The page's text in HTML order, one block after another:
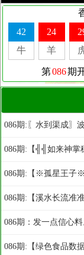
086期:〖水到渠成〗
086期:【╣╣如来神掌
086期:【※孤星王子※
086期:【溪水长流准
086期：发一点信心
086期:【绿色食品数